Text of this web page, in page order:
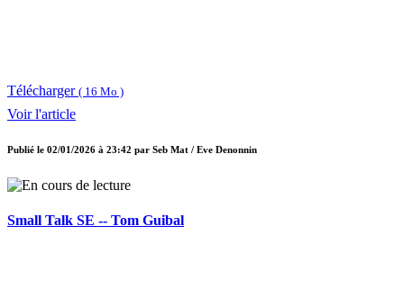
Télécharger ( 16 Mo )
Voir l'article
Publié le 02/01/2026 à 23:42 par Seb Mat / Eve Denonnin
Small Talk SE -- Tom Guibal